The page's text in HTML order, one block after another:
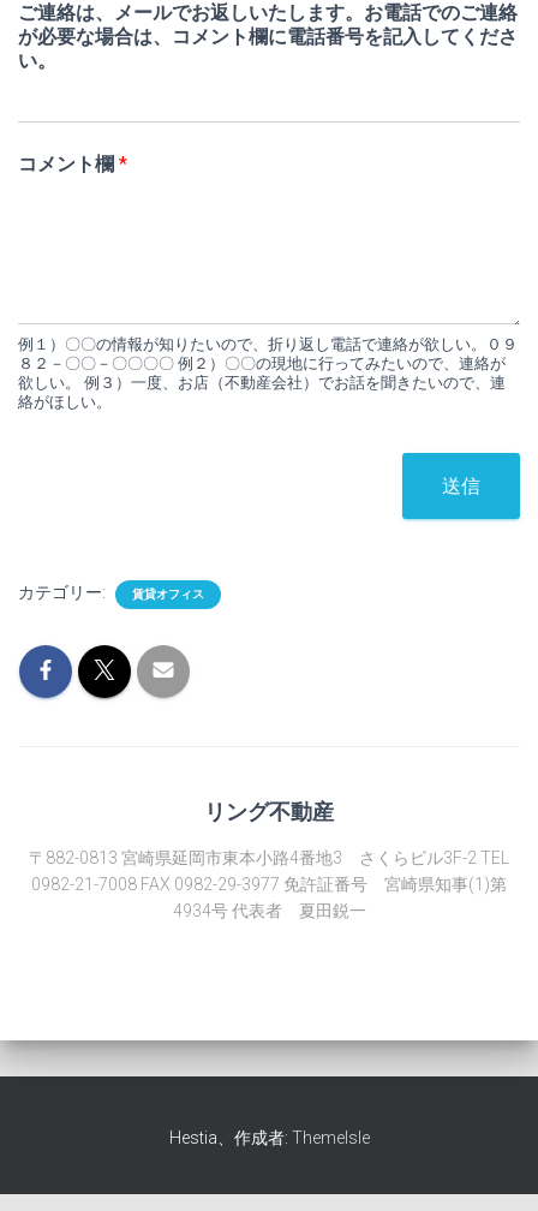
ご連絡は、メールでお返しいたします。お電話でのご連絡
が必要な場合は、コメント欄に電話番号を記入してくださ
い。
コメント欄 *
例１）〇〇の情報が知りたいので、折り返し電話で連絡が欲しい。０９
８２－〇〇－〇〇〇〇 例２）〇〇の現地に行ってみたいので、連絡が
欲しい。 例３）一度、お店（不動産会社）でお話を聞きたいので、連
絡がほしい。
送信
カテゴリー: 賃貸オフィス
リング不動産
〒882-0813 宮崎県延岡市東本小路4番地3 さくらビル3F-2 TEL
0982-21-7008 FAX 0982-29-3977 免許証番号 宮崎県知事(1)第
4934号 代表者 夏田鋭一
Hestia、作成者: ThemeIsle